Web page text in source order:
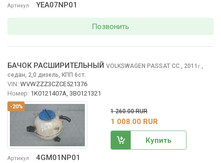
Артикул YEA07NP01
Позвонить
-20%
Артикул 4GM01NP01
БАЧОК РАСШИРИТЕЛЬНЫЙ VOLKSWAGEN PASSAT CC , 2011 г.,
седан, 2,0 дизель, КПП 6ст.
VIN: WVWZZZ3CZCE521376
Номер: 1K0121407A, 3B0121321
1 260.00 RUR
1 008.00 RUR
Купить